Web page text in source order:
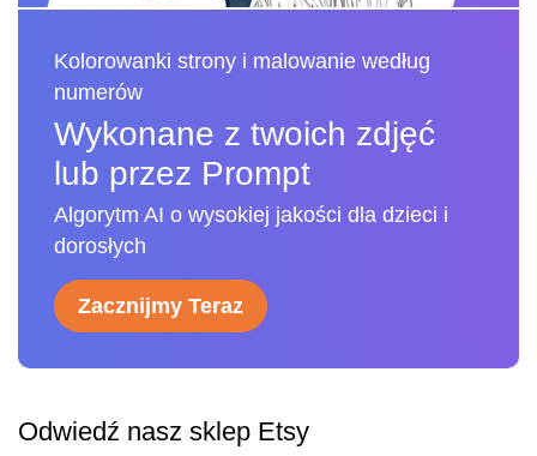
Kolorowanki strony i malowanie według
numerów
Wykonane z twoich zdjęć
lub przez Prompt
Algorytm AI o wysokiej jakości dla dzieci i
dorosłych
Zacznijmy Teraz
Odwiedź nasz sklep Etsy